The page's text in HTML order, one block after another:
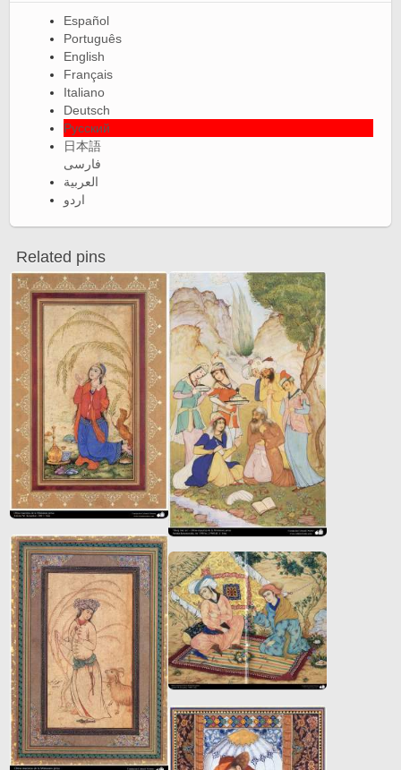
Español
Português
English
Français
Italiano
Deutsch
Русский
日本語
فارسی
العربية
اردو
Related pins